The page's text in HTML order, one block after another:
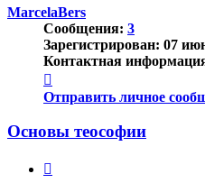
началу
MarcelaBers
Сообщения: 3
Зарегистрирован: 07
Контактная
информация
пользователя
MarcelaBers
Отправить личное
Основы теософии